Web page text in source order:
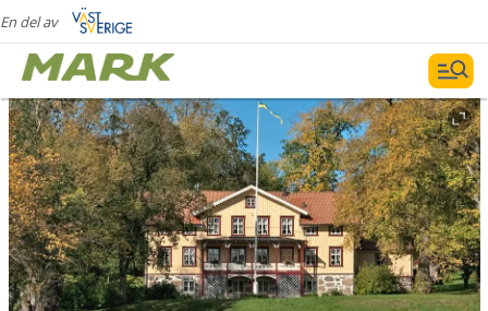
En del av